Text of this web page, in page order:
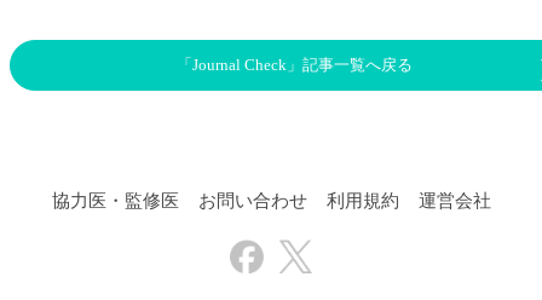
「Journal Check」記事一覧へ戻る
協力医・監修医 お問い合わせ 利用規約 運営会社